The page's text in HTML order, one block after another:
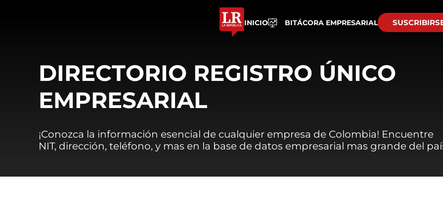
INICIO BITÁCORA EMPRESARIAL
DIRECTORIO REGISTRO ÚNICO
EMPRESARIAL
¡Conozca la información esencial de cualquier empresa de Colombia! Encuentre
NIT, dirección, teléfono, y mas en la base de datos empresarial mas grande del